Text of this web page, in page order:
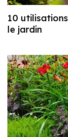
10
le jardin